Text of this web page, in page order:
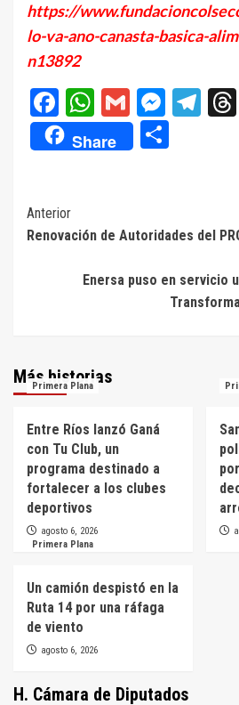
https://
lo-va-ano-canasta-basica-
n13892
Facebook
WhatsApp
Gmail
Share
Navegación
de
entradas
Anterior
Renovación de Autoridades del
Enersa puso en servicio
Más historias
Primera Plana
Entre Ríos lanzó Ganá
con Tu Club, un
programa destinado a
fortalecer a los clubes
deportivos
agosto 6, 2026
Primera Plana
Un camión despistó en la
Ruta 14 por una ráfaga
de viento
agosto 6, 2026
H. Cámara de Diputados